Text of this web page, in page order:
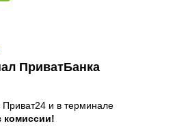
ПриватБанка
и в терминале
комиссии!